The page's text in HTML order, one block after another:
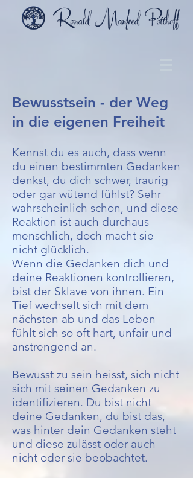
Bewusstsein - der Weg
in die eigenen Freiheit
Kennst du es auch, dass wenn
du einen bestimmten Gedanken
denkst, du dich schwer, traurig
oder gar wütend fühlst? Sehr
wahrscheinlich schon, und diese
Reaktion ist auch durchaus
menschlich, doch macht sie
nicht glücklich.
Wenn die Gedanken dich und
deine Reaktionen kontrollieren,
bist der Sklave von ihnen. Ein
Tief wechselt sich mit dem
nächsten ab und das Leben
fühlt sich so oft hart, unfair und
anstrengend an.
Bewusst zu sein heisst, sich nicht
sich mit seinen Gedanken zu
identifizieren. Du bist nicht
deine Gedanken, du bist das,
was hinter dein Gedanken steht
und diese zulässt oder auch
nicht oder sie beobachtet.